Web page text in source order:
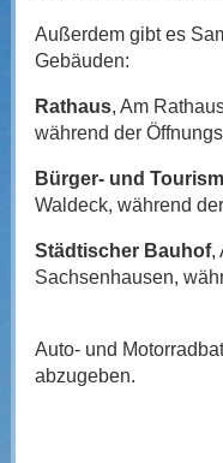
Außerdem gibt es
Gebäuden:
Rathaus, Am
während der
Bürger- und
Waldeck, während
Städtischer Bauhof,
Sachsenhausen,
Auto- und
abzugeben.